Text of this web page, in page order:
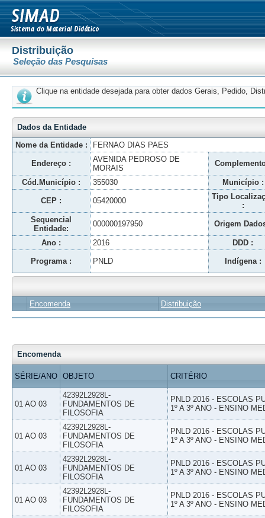
Distribuição
Seleção das Pesquisas
Clique na entidade desejada para obter dados Gerais, Pedido,
Dados da Entidade
Nome da Entidade :
FERNAO DIAS PAES
Endereço :
AVENIDA PEDROSO DE
MORAIS
Cód.Município : 355030 Município :
CEP : 05420000
Tipo
:
Sequencial
Entidade:
000000197950 Origem
Ano : 2016 DDD :
Programa : PNLD Indígena :
Encomenda Distribuição
Encomenda
SÉRIE/ANO OBJETO CRITÉRIO
01 AO 03
42392L2928L-
FUNDAMENTOS DE
FILOSOFIA
PNLD 2016 - ESCOLAS
1º A 3º ANO - ENSINO
01 AO 03
42392L2928L-
FUNDAMENTOS DE
FILOSOFIA
PNLD 2016 - ESCOLAS
1º A 3º ANO - ENSINO
01 AO 03
42392L2928L-
FUNDAMENTOS DE
FILOSOFIA
PNLD 2016 - ESCOLAS
1º A 3º ANO - ENSINO
01 AO 03
42392L2928L-
FUNDAMENTOS DE
FILOSOFIA
PNLD 2016 - ESCOLAS
1º A 3º ANO - ENSINO